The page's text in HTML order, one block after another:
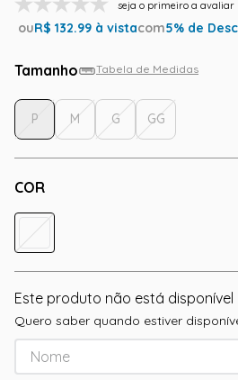
seja o primeiro a avaliar
ouR$ 132.99 à vistacom5% de
Tamanho Tabela de Medidas
COR
P M G GG
Este produto não está
Quero saber quando estiver